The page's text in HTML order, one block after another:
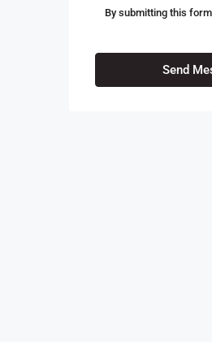
By submitting this
Send